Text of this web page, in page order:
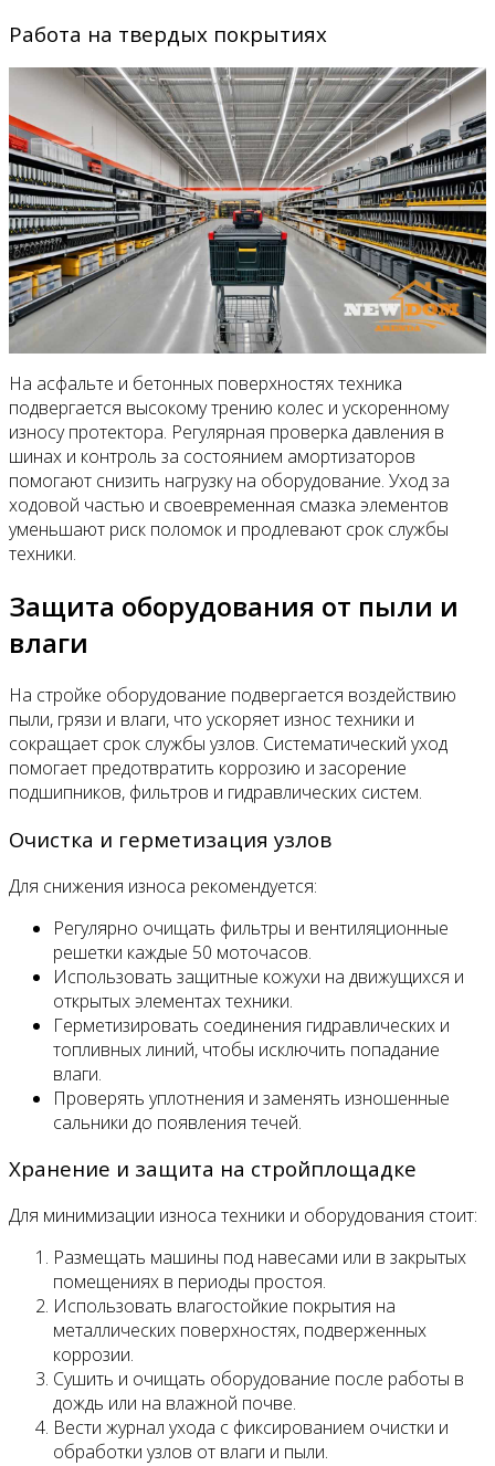
Работа на твердых покрытиях
На асфальте и бетонных поверхностях техника
подвергается высокому трению колес и ускоренному
износу протектора. Регулярная проверка давления в
шинах и контроль за состоянием амортизаторов
помогают снизить нагрузку на оборудование. Уход за
ходовой частью и своевременная смазка элементов
уменьшают риск поломок и продлевают срок службы
техники.
Защита оборудования от пыли и
влаги
На стройке оборудование подвергается воздействию
пыли, грязи и влаги, что ускоряет износ техники и
сокращает срок службы узлов. Систематический уход
помогает предотвратить коррозию и засорение
подшипников, фильтров и гидравлических систем.
Очистка и герметизация узлов
Для снижения износа рекомендуется:
Регулярно очищать фильтры и вентиляционные
решетки каждые 50 моточасов.
Использовать защитные кожухи на движущихся и
открытых элементах техники.
Герметизировать соединения гидравлических и
топливных линий, чтобы исключить попадание
влаги.
Проверять уплотнения и заменять изношенные
сальники до появления течей.
Хранение и защита на стройплощадке
Для минимизации износа техники и оборудования стоит:
Размещать машины под навесами или в закрытых
помещениях в периоды простоя.
Использовать влагостойкие покрытия на
металлических поверхностях, подверженных
коррозии.
Сушить и очищать оборудование после работы в
дождь или на влажной почве.
Вести журнал ухода с фиксированием очистки и
обработки узлов от влаги и пыли.